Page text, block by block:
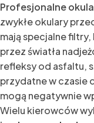
Profesjonalne
zwykłe okulary
mają specjalne
przez światła
refleksy od asfaltu,
przydatne w czasie
mogą negatywnie
Wielu kierowców